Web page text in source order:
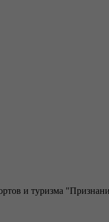
и туризма